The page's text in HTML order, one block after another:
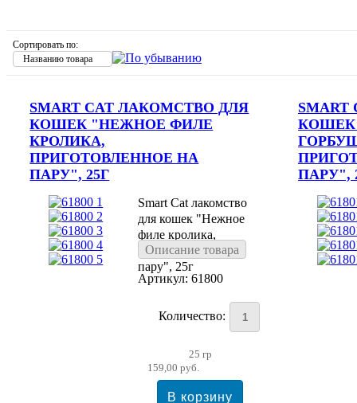
Сортировать по:
Названию товара
SMART CAT ЛАКОМСТВО ДЛЯ
КОШЕК "НЕЖНОЕ ФИЛЕ
КРОЛИКА,
ПРИГОТОВЛЕННОЕ НА
ПАРУ", 25Г
Smart Cat лакомство
для кошек "Нежное
филе кролика,
приготовленное на
пару", 25г
Описание товара
Артикул: 61800
Количество:
25 гр
159,00 руб.
КОШЕК
ПАРУ",